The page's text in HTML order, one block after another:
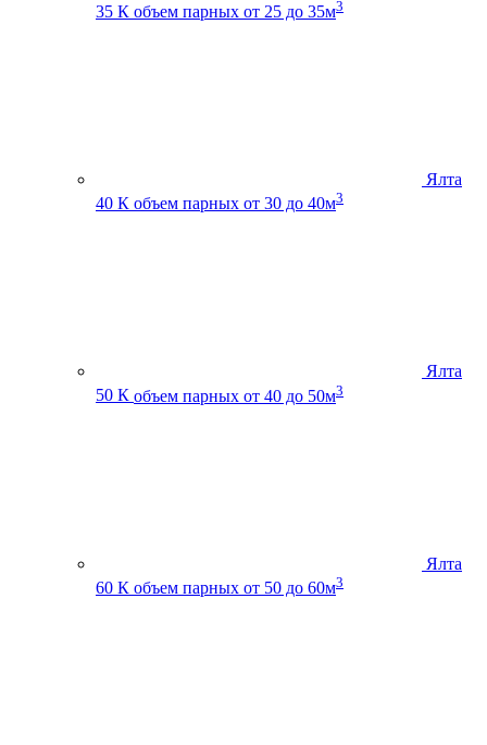
35 К объем парных от 25 до 35м3
Ялта
40 К объем парных от 30 до 40м3
Ялта
50 К объем парных от 40 до 50м3
Ялта
60 К объем парных от 50 до 60м3